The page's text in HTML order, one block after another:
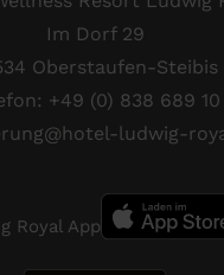
Im Dorf 29
Oberstaufen-Steibis
+49 (0) 838 689 10
ludwig-
Royal App